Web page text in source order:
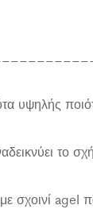
υψηλής
το
σχοινί agel